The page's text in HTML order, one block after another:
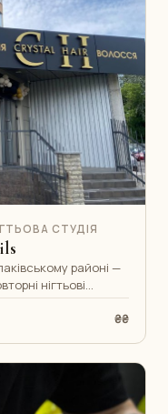
СТУДІЯ
районі —
нігтьові
₴₴